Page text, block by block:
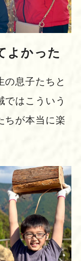
よかった
の息子たちと
はこういう
ちが本当に楽